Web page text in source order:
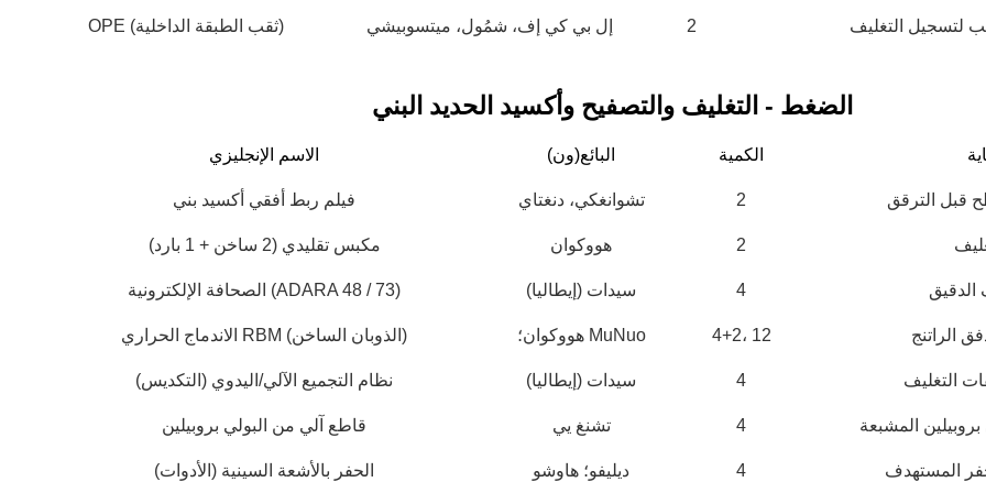
قم بحفر ثقوب من خلال/إغلاق ثقوب على لوحات
قم بأكسدة سطح النحاس كيميائياً لتوليد طبقة من
المطبوعة بالشكل المطلوب
جهاز تعريض ضوئي بتقنية التصوير المباشر بالليزر
عملية تصنيع مسارات لوحات الدوائر المطبوعة: المعدات
والتقنيات والاعتبارات الرئيسية
تحميل وتفريغ لوحات الدوائر المطبوعة آلياً
لتحقيق الأتمتة والإنتاج عالي الكفاءة، قامت شركة
Shenzhen Rich Full Joy Electronics Co., Ltd.
المطبوعة بالنحاس -
تُعد خطوط طلاء ملء
تصنيع لوحات الدوائر
وموثوقية الأجهزة
OPE (ثقب الطبقة الداخلية) إل بي كي إف، شمُول، ميتسوبيشي 2 لتسجيل التغليف
الضغط - التغليف والتصفيح وأكسيد الحديد البني
الاسم الإنجليزي البائع(ون) الكمية
فيلم ربط أفقي أكسيد بني تشوانغكي، دنغتاي 2 قبل الترقق
مكبس تقليدي (2 ساخن + 1 بارد) هووكوان 2
الصحافة الإلكترونية (ADARA 48 / 73) سيدات (إيطاليا) 4 الدقيق
الاندماج الحراري RBM (الذوبان الساخن) هووكوان؛ MuNuo 4+2، 12 الراتنج
نظام التجميع الآلي/اليدوي (التكديس) سيدات (إيطاليا) 4 التغليف
قاطع آلي من البولي بروبيلين تشنغ يي 4 المشبعة
الحفر بالأشعة السينية (الأدوات) ديليفو؛ هاوشو 4 المستهدف